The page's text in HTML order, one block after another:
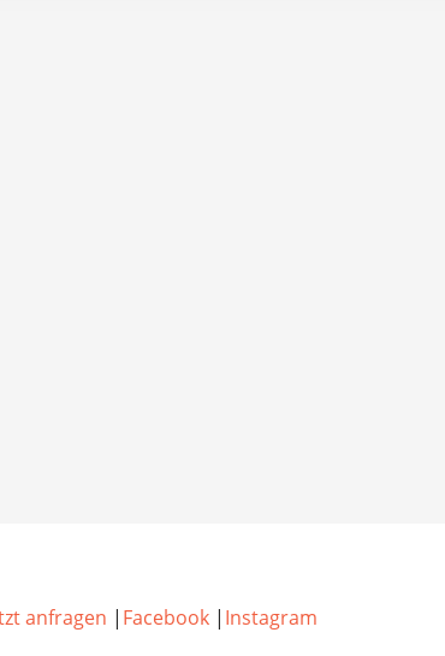
anfragen | Facebook | Instagram